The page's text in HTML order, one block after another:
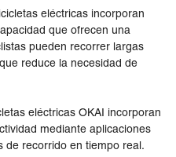
eléctricas incorporan
que ofrecen una
pueden recorrer largas
reduce la necesidad de
eléctricas OKAI incorporan
mediante aplicaciones
de recorrido en tiempo real.